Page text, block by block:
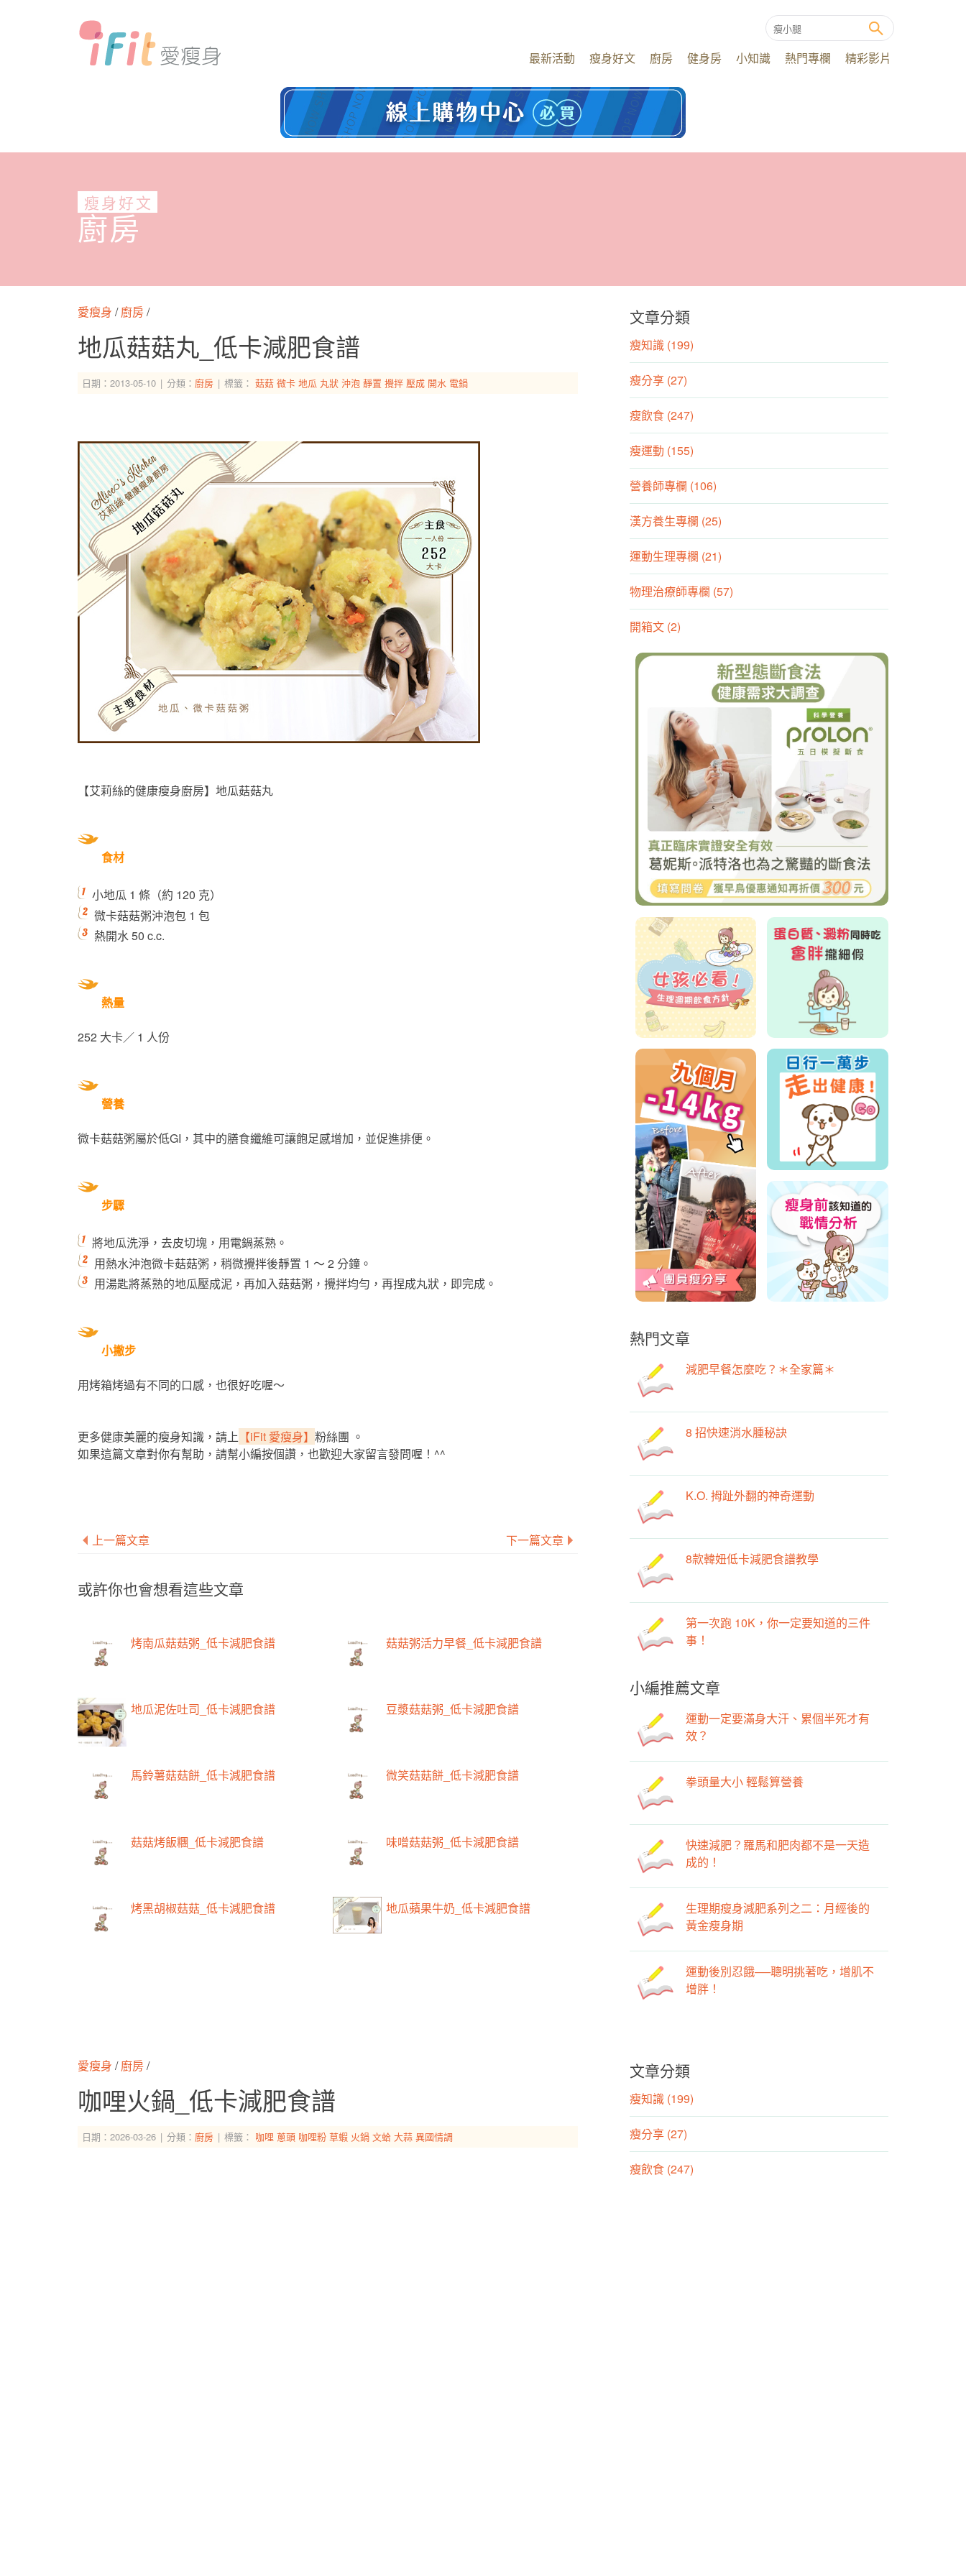
最新活動 瘦身好文 廚房 健身房 小知識 熱門專欄 精彩影片
瘦身好文
廚房
愛瘦身 /廚房/
地瓜菇菇丸_低卡減肥食譜
日期：2013-05-10 分類： 廚房 標籤： 菇菇 微卡 地瓜 丸狀 沖泡 靜置 攪拌 壓成 開水 電鍋
【艾莉絲的健康瘦身廚房】地瓜菇菇丸
食材
小地瓜 1 條（約 120 克）
微卡菇菇粥沖泡包 1 包
熱開水 50 c.c.
熱量
252 大卡／ 1 人份
營養
微卡菇菇粥屬於低GI，其中的膳食纖維可讓飽足感增加，並促進排便。
步驟
將地瓜洗淨，去皮切塊，用電鍋蒸熟。
用熱水沖泡微卡菇菇粥，稍微攪拌後靜置 1 ～ 2 分鐘。
用湯匙將蒸熟的地瓜壓成泥，再加入菇菇粥，攪拌均勻，再捏成丸狀，即完成。
小撇步
用烤箱烤過有不同的口感，也很好吃喔～
更多健康美麗的瘦身知識，請上 【iFit 愛瘦身】 粉絲團 。
如果這篇文章對你有幫助，請幫小編按個讚，也歡迎大家留言發問喔！^^
上一篇文章 下一篇文章
或許你也會想看這些文章
烤南瓜菇菇粥_低卡減肥食譜 菇菇粥活力早餐_低卡減肥食譜
地瓜泥佐吐司_低卡減肥食譜 豆漿菇菇粥_低卡減肥食譜
馬鈴薯菇菇餅_低卡減肥食譜 微笑菇菇餅_低卡減肥食譜
菇菇烤飯糰_低卡減肥食譜 味噌菇菇粥_低卡減肥食譜
烤黑胡椒菇菇_低卡減肥食譜 地瓜蘋果牛奶_低卡減肥食譜
文章分類
瘦知識 (199)
瘦分享 (27)
瘦飲食 (247)
瘦運動 (155)
營養師專欄 (106)
漢方養生專欄 (25)
運動生理專欄 (21)
物理治療師專欄 (57)
開箱文 (2)
熱門文章
減肥早餐怎麼吃？＊全家篇＊
8 招快速消水腫秘訣
K.O. 拇趾外翻的神奇運動
8款韓妞低卡減肥食譜教學
第一次跑 10K，你一定要知道的三件
事！
小編推薦文章
運動一定要滿身大汗、累個半死才有
效？
拳頭量大小 輕鬆算營養
快速減肥？羅馬和肥肉都不是一天造
成的！
生理期瘦身減肥系列之二：月經後的
黃金瘦身期
運動後別忍餓──聰明挑著吃，增肌不
增胖！
愛瘦身 /廚房/
咖哩火鍋_低卡減肥食譜
日期：2026-03-26 分類： 廚房 標籤： 咖哩 蔥頭 咖哩粉 草蝦 火鍋 文蛤 大蒜 異國情調
文章分類
瘦知識 (199)
瘦分享 (27)
瘦飲食 (247)